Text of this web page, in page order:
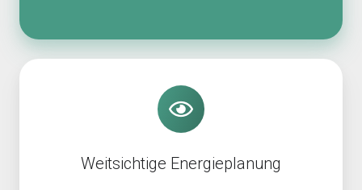
Weitsichtige Energieplanung